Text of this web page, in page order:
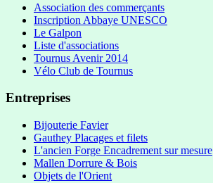
Association des commerçants
Inscription Abbaye UNESCO
Le Galpon
Liste d'associations
Tournus Avenir 2014
Vélo Club de Tournus
Entreprises
Bijouterie Favier
Gauthey Placages et filets
L'ancien Forge Encadrement sur mesure
Mallen Dorrure & Bois
Objets de l'Orient